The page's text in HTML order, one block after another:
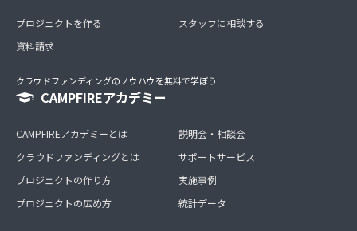
プロジェクトを作る
資料請求
スタッフに相談する
クラウドファンディングのノウハウを無料で学ぼう
CAMPFIREアカデミー
CAMPFIREアカデミーとは
クラウドファンディングとは
プロジェクトの作り方
プロジェクトの広め方
説明会・相談会
サポートサービス
実施事例
統計データ